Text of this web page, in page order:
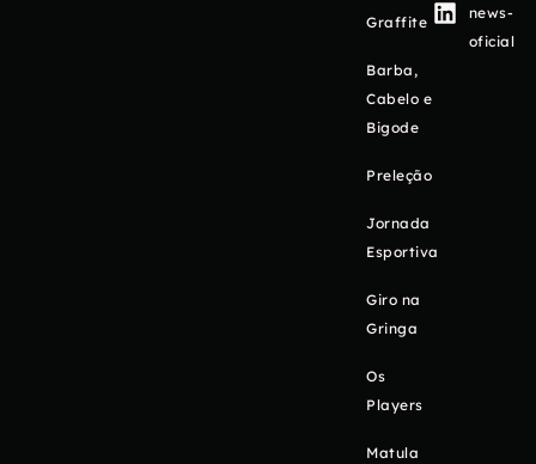
Graffite
Barba,
Cabelo e
Bigode
Preleção
Jornada
Esportiva
Giro na
Gringa
Os
Players
Matula
news-
oficial